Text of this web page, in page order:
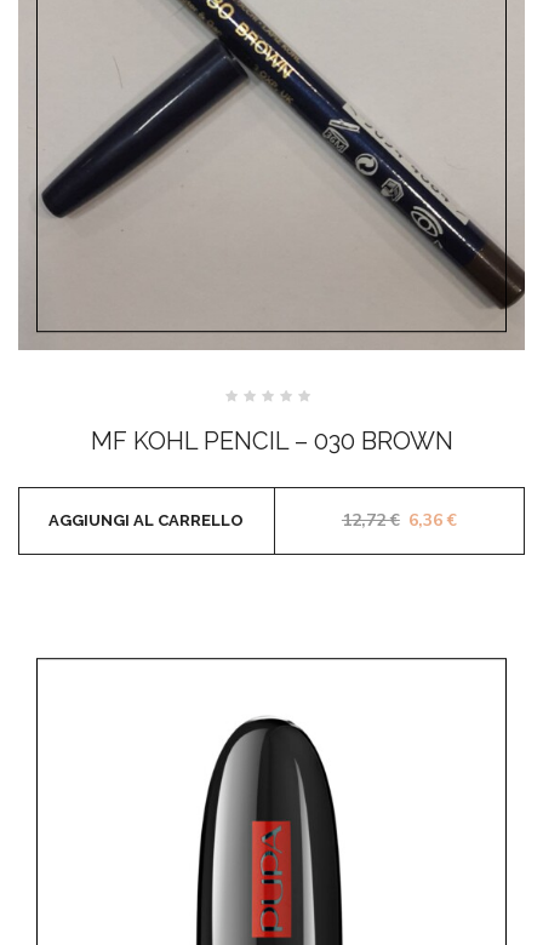
su
5
MF KOHL PENCIL – 030 BROWN
12,72€ Il prezzo
6,36€Il prezzo
AGGIUNGI AL CARRELLO